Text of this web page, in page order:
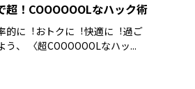
超！COOOOOOLなハック術
的に︕おトクに︕快適に︕過ご
う、 〈超COOOOOOLなハッ...